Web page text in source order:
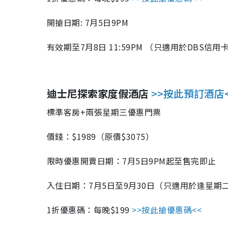
開搶日期: 7月5日9PM
有效期至7月8日 11:59PM （只適用於DBS信用卡
迪士尼探索家度假酒店 >>按此預訂酒店
標準客房+兩張星期三優惠門票
價錢：$1989（原價$3075）
限時優惠開賣日期：7月5日9PM起至售完即止
入住日期：7月5日至9月30日（只適用於逢星期
1折優惠碼：每晚$199 >>按此搶優惠碼<<